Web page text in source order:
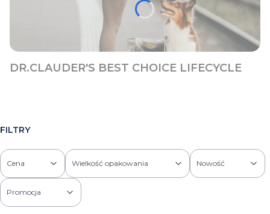
DR.CLAUDER'S BEST CHOICE LIFECYCLE
FILTRY
Cena Wielkość opakowania Nowość
Promocja